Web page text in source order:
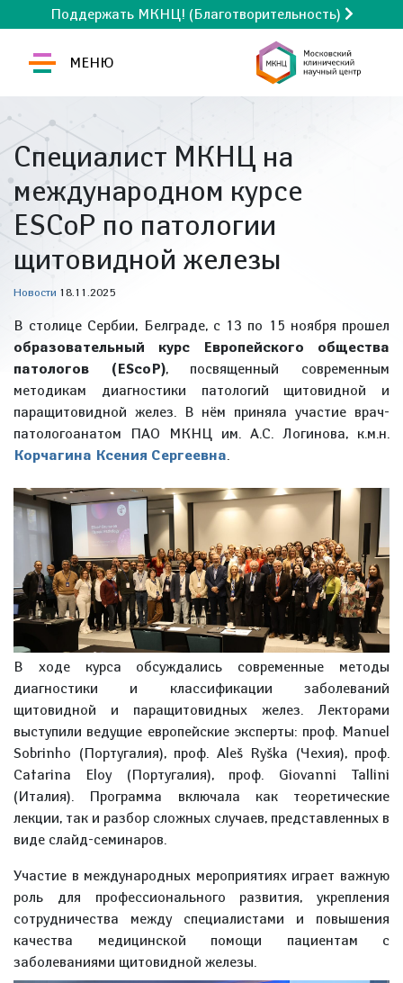
Поддержать МКНЦ! (Благотворительность)
МЕНЮ
Специалист МКНЦ на
международном курсе
ESCoP по патологии
щитовидной железы
Новости 18.11.2025
В столице Сербии, Белграде, с 13 по 15 ноября прошел
образовательный курс Европейского общества
патологов (EScoP), посвященный современным
методикам диагностики патологий щитовидной и
паращитовидной желез. В нём приняла участие врач-
патологоанатом ПАО МКНЦ им. А.С. Логинова, к.м.н.
Корчагина Ксения Сергеевна.
В ходе курса обсуждались современные методы
диагностики и классификации заболеваний
щитовидной и паращитовидных желез. Лекторами
выступили ведущие европейские эксперты: проф. Manuel
Sobrinho (Португалия), проф. Aleš Ryška (Чехия), проф.
Catarina Eloy (Португалия), проф. Giovanni Tallini
(Италия). Программа включала как теоретические
лекции, так и разбор сложных случаев, представленных в
виде слайд-семинаров.
Участие в международных мероприятиях играет важную
роль для профессионального развития, укрепления
сотрудничества между специалистами и повышения
качества медицинской помощи пациентам с
заболеваниями щитовидной железы.